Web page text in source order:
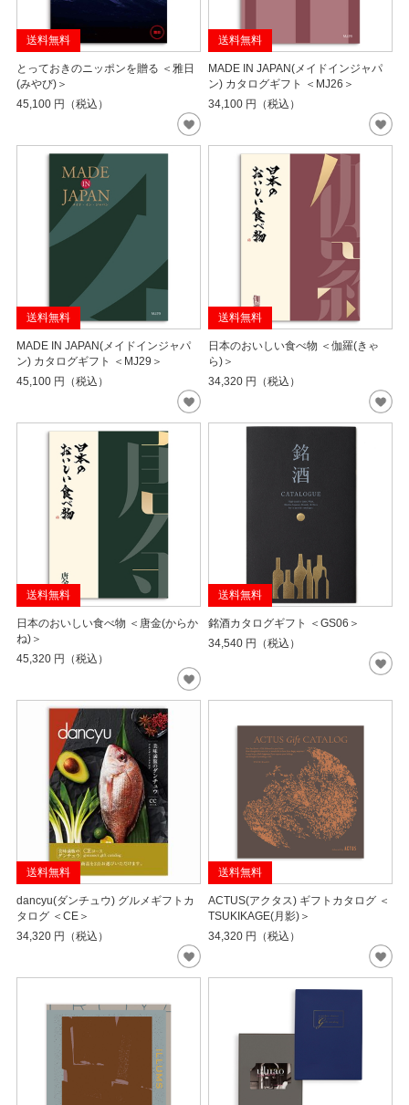
送料無料
とっておきのニッポンを贈る ＜雅日
(みやび)＞
45,100 円（税込）
送料無料
MADE IN JAPAN(メイドインジャパ
ン) カタログギフト ＜MJ26＞
34,100 円（税込）
送料無料
MADE IN JAPAN(メイドインジャパ
ン) カタログギフト ＜MJ29＞
45,100 円（税込）
送料無料
日本のおいしい食べ物 ＜伽羅(きゃ
ら)＞
34,320 円（税込）
送料無料
日本のおいしい食べ物 ＜唐金(からか
ね)＞
45,320 円（税込）
送料無料
銘酒カタログギフト ＜GS06＞
34,540 円（税込）
送料無料
dancyu(ダンチュウ) グルメギフトカ
タログ ＜CE＞
34,320 円（税込）
送料無料
ACTUS(アクタス) ギフトカタログ ＜
TSUKIKAGE(月影)＞
34,320 円（税込）